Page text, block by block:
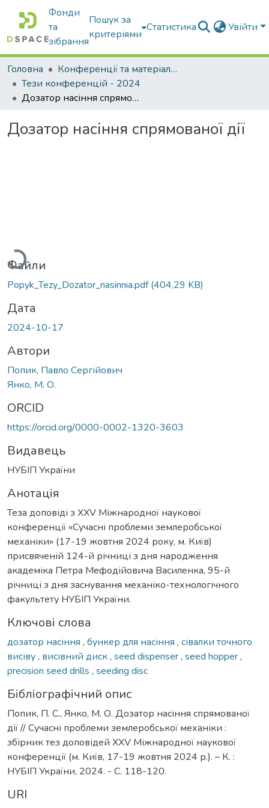
Фонди
та
зібрання
Пошук за
критеріями
Статистика Увійти
Головна
Конференції та матеріали конференцій
Тези конференцій - 2024
Дозатор насіння спрямованої дії
Дозатор насіння спрямованої дії
Файли
Popyk_Tezy_Dozator_nasinnia.pdf(404,29 KB)
Дата
2024-10-17
Автори
Попик, Павло Сергійович
Янко, М. О.
ORCID
https://orcid.org/0000-0002-1320-3603
Видавець
НУБІП України
Анотація
Теза доповіді з XXV Міжнародної наукової
конференції «Сучасні проблеми землеробської
механіки» (17-19 жовтня 2024 року, м. Київ)
присвяченій 124-й річниці з дня народження
академіка Петра Мефодійовича Василенка, 95-й
річниці з дня заснування механіко-технологічного
факультету НУБІП України.
Ключові слова
дозатор насіння , бункер для насіння , сівалки точного
висіву, висівний диск, seed dispenser, seed hopper,
precision seed drills , seeding disc
Бібліографічний опис
Попик, П. С., Янко, М. О. Дозатор насіння спрямованої
дії // Сучасні проблеми землеробської механіки :
збірник тез доповідей XXV Міжнародної наукової
конференції (м. Київ, 17-19 жовтня 2024 р.). – К. :
НУБІП України, 2024. - С. 118-120.
URI